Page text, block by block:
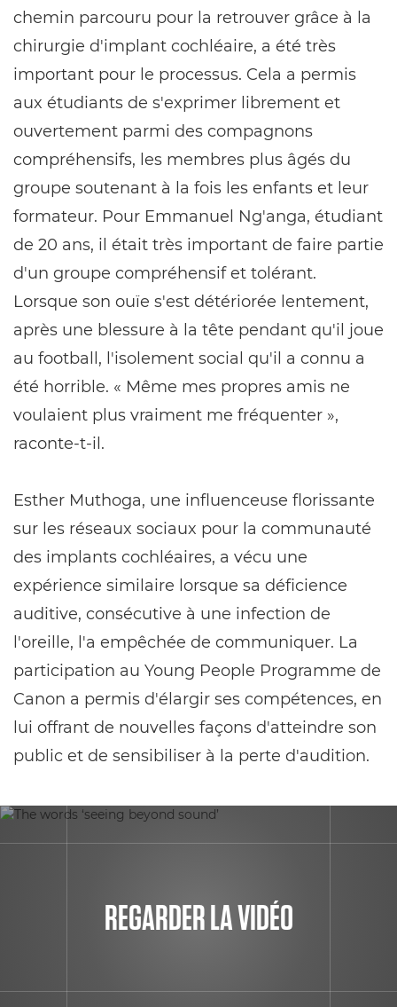
chemin parcouru pour la retrouver grâce à la
chirurgie d'implant cochléaire, a été très
important pour le processus. Cela a permis
aux étudiants de s'exprimer librement et
ouvertement parmi des compagnons
compréhensifs, les membres plus âgés du
groupe soutenant à la fois les enfants et leur
formateur. Pour Emmanuel Ng'anga, étudiant
de 20 ans, il était très important de faire partie
d'un groupe compréhensif et tolérant.
Lorsque son ouïe s'est détériorée lentement,
après une blessure à la tête pendant qu'il joue
au football, l'isolement social qu'il a connu a
été horrible. « Même mes propres amis ne
voulaient plus vraiment me fréquenter »,
raconte-t-il.
Esther Muthoga, une influenceuse florissante
sur les réseaux sociaux pour la communauté
des implants cochléaires, a vécu une
expérience similaire lorsque sa déficience
auditive, consécutive à une infection de
l'oreille, l'a empêchée de communiquer. La
participation au Young People Programme de
Canon a permis d'élargir ses compétences, en
lui offrant de nouvelles façons d'atteindre son
public et de sensibiliser à la perte d'audition.
REGARDER LA VIDÉO